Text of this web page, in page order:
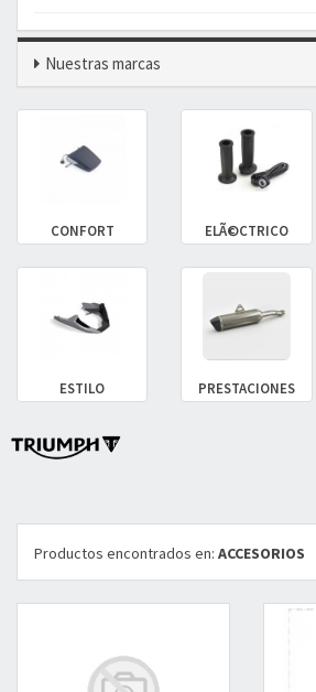
Nuestras marcas
CONFORT ELÃ©CTRICO
ESTILO PRESTACIONES
Productos encontrados en: ACCESORIOS